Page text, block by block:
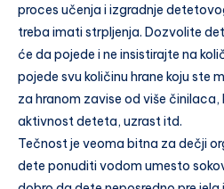
proces učenja i izgradnje
treba imati strpljenja. Dozvolite
će da pojede i ne insistirajte na
pojede svu količinu hrane koju ste
za hranom zavise od više
aktivnost deteta, uzrast itd.
Tečnost je veoma bitna za dečji
dete ponuditi vodom umesto